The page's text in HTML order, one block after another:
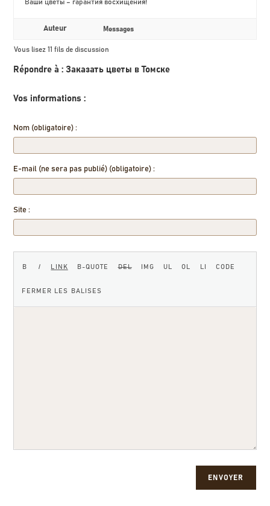
Ваши цветы – гарантия восхищения!
Auteur Messages
Vous lisez 11 fils de discussion
Répondre à : Заказать цветы в Томске
Vos informations :
Nom (obligatoire) :
E-mail (ne sera pas publié) (obligatoire) :
Site :
ENVOYER